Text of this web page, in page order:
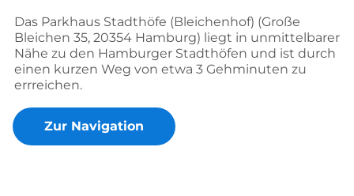
Das Parkhaus Stadthöfe (Bleichenhof) (Große
Bleichen 35, 20354 Hamburg) liegt in unmittelbarer
Nähe zu den Hamburger Stadthöfen und ist durch
einen kurzen Weg von etwa 3 Gehminuten zu
errreichen.
Zur Navigation